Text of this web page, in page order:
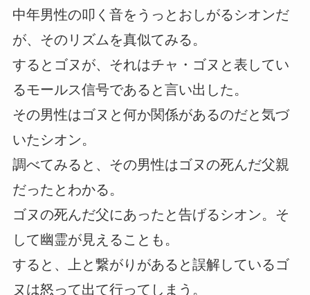
中年男性の叩く音をうっとおしがるシオンだ
が、そのリズムを真似てみる。
するとゴヌが、それはチャ・ゴヌと表してい
るモールス信号であると言い出した。
その男性はゴヌと何か関係があるのだと気づ
いたシオン。
調べてみると、その男性はゴヌの死んだ父親
だったとわかる。
ゴヌの死んだ父にあったと告げるシオン。そ
して幽霊が見えることも。
すると、上と繋がりがあると誤解しているゴ
ヌは怒って出て行ってしまう。